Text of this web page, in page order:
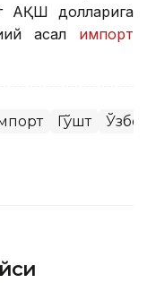
АҚШ долларига
асал импорт
Гўшт